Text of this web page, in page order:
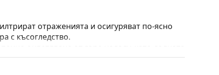
отраженията и осигуряват по-ясно
с късогледство.
в горната част позволява филтриране на
долната част осигурява достатъчна